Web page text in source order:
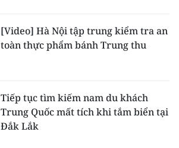
[Video] Hà Nội tập trung kiểm tra an
toàn thực phẩm bánh Trung thu
Tiếp tục tìm kiếm nam du khách
Trung Quốc mất tích khi tắm biển tại
Đắk Lắk